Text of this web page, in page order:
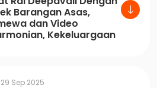
Barangan Asas,
dan Video
Kekeluargaan
29 Sep 2025